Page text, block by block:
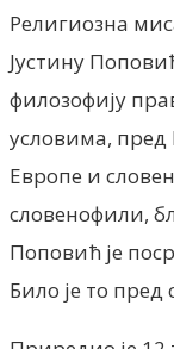
Религиозна
Јустину
филозофију
условима, пред
Европе и
словенофили,
Поповић је
Било је то пред